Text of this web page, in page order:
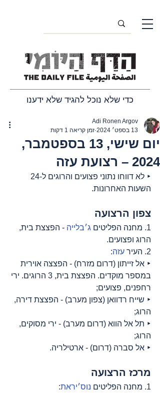
כדי שלא נוכל להגיד שלא ידענו
יום שישי, 13 בספטמבר,
2024 – רצועת עזה
Adi Ronen Argov
13 בספט׳ 2024
זמן קריאה 1 דקות
השעות האחרונות.
צפון הרצועה
1. מחנה הפליטים ג׳בלייה - הפצצת בית,
הרוג ופצועים.
2. העיר
עזה:
‣ אל זייתון (דרום מזרח) - הפצצה אוירית
במספר מוקדים. הפצצת בית, 3 הרוגים. ירי
רחפנים, פצועים;
‣ שייח רדוואן (צפון מערב) - הפצצת דירה,
הרוג;
‣ תל אל הווא (דרום מערב) - ירי מסוקים,
הרוג;
‣ אל סברה (דרום) - ארטילריה.
מרכז הרצועה
1. מחנה הפליטים נוס׳יראת: